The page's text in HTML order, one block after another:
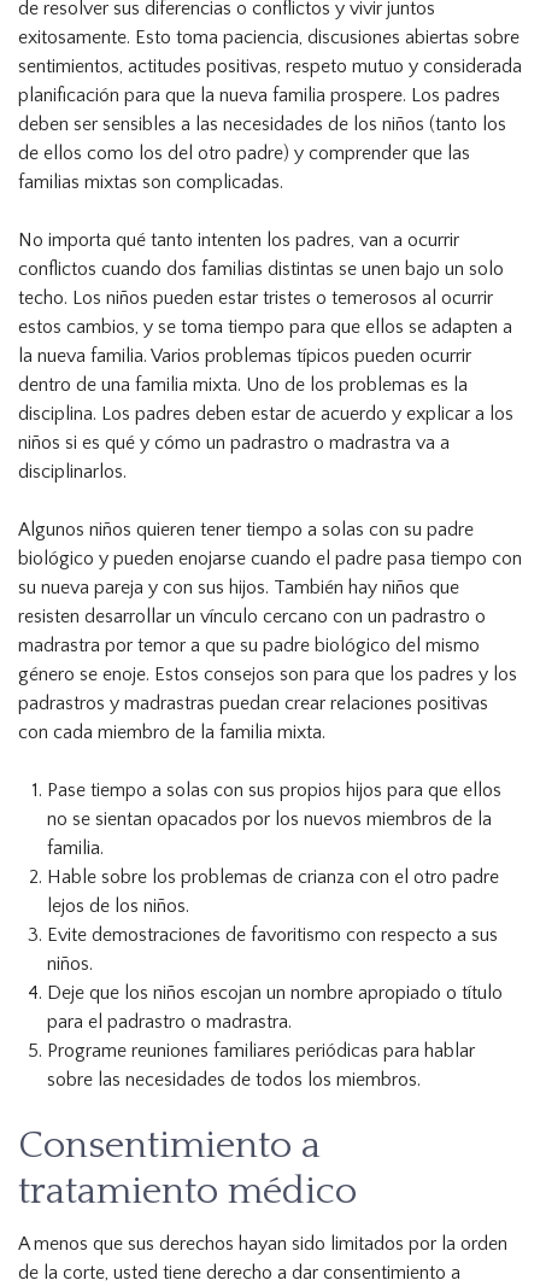
de resolver sus diferencias o conflictos y vivir juntos
exitosamente. Esto toma paciencia, discusiones abiertas sobre
sentimientos, actitudes positivas, respeto mutuo y considerada
planificación para que la nueva familia prospere. Los padres
deben ser sensibles a las necesidades de los niños (tanto los
de ellos como los del otro padre) y comprender que las
familias mixtas son complicadas.
No importa qué tanto intenten los padres, van a ocurrir
conflictos cuando dos familias distintas se unen bajo un solo
techo. Los niños pueden estar tristes o temerosos al ocurrir
estos cambios, y se toma tiempo para que ellos se adapten a
la nueva familia. Varios problemas típicos pueden ocurrir
dentro de una familia mixta. Uno de los problemas es la
disciplina. Los padres deben estar de acuerdo y explicar a los
niños si es qué y cómo un padrastro o madrastra va a
disciplinarlos.
Algunos niños quieren tener tiempo a solas con su padre
biológico y pueden enojarse cuando el padre pasa tiempo con
su nueva pareja y con sus hijos. También hay niños que
resisten desarrollar un vínculo cercano con un padrastro o
madrastra por temor a que su padre biológico del mismo
género se enoje. Estos consejos son para que los padres y los
padrastros y madrastras puedan crear relaciones positivas
con cada miembro de la familia mixta.
Pase tiempo a solas con sus propios hijos para que ellos
no se sientan opacados por los nuevos miembros de la
familia.
Hable sobre los problemas de crianza con el otro padre
lejos de los niños.
Evite demostraciones de favoritismo con respecto a sus
niños.
Deje que los niños escojan un nombre apropiado o título
para el padrastro o madrastra.
Programe reuniones familiares periódicas para hablar
sobre las necesidades de todos los miembros.
Consentimiento a
tratamiento médico
A menos que sus derechos hayan sido limitados por la orden
de la corte, usted tiene derecho a dar consentimiento a